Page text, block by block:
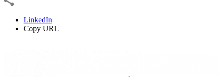
LinkedIn
Copy URL